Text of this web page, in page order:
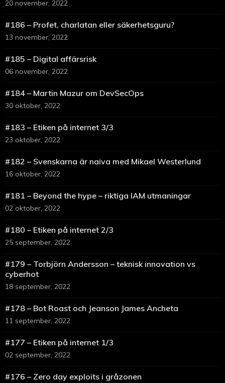
20 november, 2022
#186 – Profet, charlatan eller säkerhetsguru?
13 november, 2022
#185 – Digital affärsrisk
06 november, 2022
#184 – Martin Mazur om DevSecOps
30 oktober, 2022
#183 – Etiken på internet 3/3
23 oktober, 2022
#182 – Svenskarna är naiva med Mikael Westerlund
16 oktober, 2022
#181 – Beyond the hype – riktiga IAM utmaningar
02 oktober, 2022
#180 – Etiken på internet 2/3
25 september, 2022
#179 – Torbjörn Andersson – teknisk innovation vs
cyberhot
18 september, 2022
#178 – Bot Roast och Jeanson James Ancheta
11 september, 2022
#177 – Etiken på internet 1/3
02 september, 2022
#176 – Zero day exploits i gråzonen